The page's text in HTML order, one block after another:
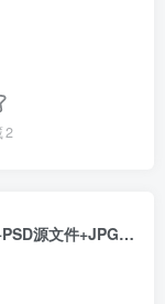
2
2023大平层精选户型优化方案丨CAD源文件+PSD源文件+JPG图片